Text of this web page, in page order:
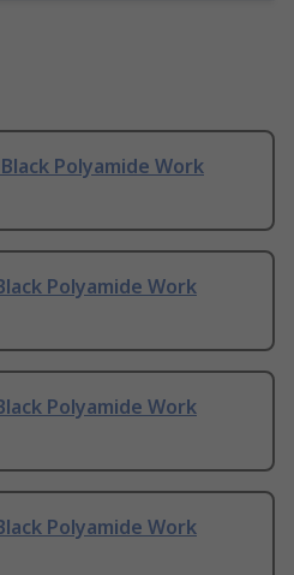
Polyamide Work
Polyamide Work
Polyamide Work
Polyamide Work